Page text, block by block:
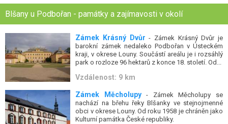
Blšany u Podbořan - památky a zajímavosti v okolí
Zámek Krásný Dvůr - Zámek Krásný Dvůr je
barokní zámek nedaleko Podbořan v Ústeckém
kraji, v okrese Louny. Součástí areálu je i rozsáhlý
park o rozloze 96 hektarů z konce 18. století. Od...
Vzdálenost: 9 km
Zámek Měcholupy- Zámek Měcholupy se
nachází na břehu řeky Blšanky ve stejnojmenné
obci v okrese Louny. Od roku 1958 je chráněn jako
Kulturní památka České republiky.